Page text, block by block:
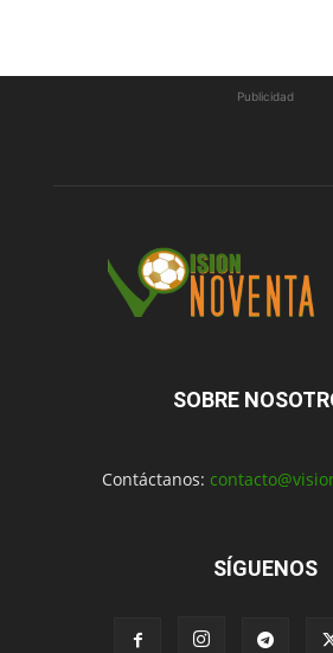
Publicidad
SOBRE
Contáctanos:
SÍGUENOS